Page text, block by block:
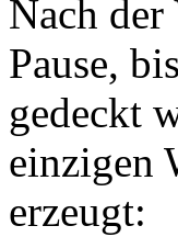
Nach der
Pause,
gedeckt
einzigen
erzeugt: